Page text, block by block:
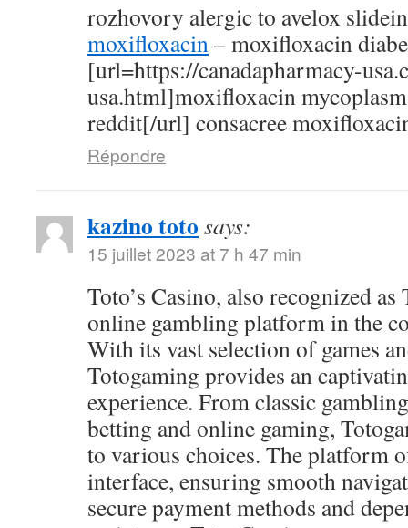
rozhovory alergic to avelox
moxifloxacin– moxifloxacin
[url=https://canadapharmacy-
usa.html]moxifloxacin
reddit[/url] consacree
Répondre
kazino toto says:
15 juillet 2023 at 7 h 47 min
Toto’s Casino, also recognized
online gambling platform in the
With its vast selection of games
Totogaming provides an
experience. From classic
betting and online gaming,
to various choices. The platform
interface, ensuring smooth
secure payment methods and